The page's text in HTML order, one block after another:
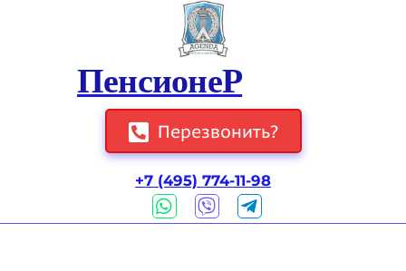
ПенсионеР
Перезвонить?
+7 (495) 774-11-98